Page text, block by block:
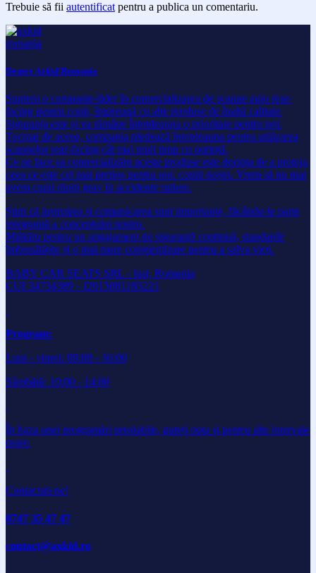
Trebuie să fii autentificat pentru a publica un comentariu.
Despre Axkid Romania
Suntem o companie-lider în comercializarea de scaune auto rear-
facing pentru copii, împreună cu alte produse de înaltă calitate.
Siguranța este și va rămâne întotdeauna o prioritate pentru noi.
Tocmai de aceea, compania pledează întotdeauna pentru utilizarea
scaunelor rear-facing cât mai mult timp cu putință.
Ce ne face sa comercializăm aceste produse este dorința de a proteja
ceea ce este cel mai prețios pentru noi: copiii noștri. Vrem să nu mai
avem copii răniți grav în accidente rutiere.
Știm că instruirea și comunicarea sunt importante, făcându-le parte
integrantă a conceptului nostru.
Milităm pentru un angajament de siguranță continuă, standarde
îmbunătățite și o mai mare conștientizare pentru a salva vieți.
BABY CAR SEATS SRL - Iasi, Romania
CUI 34734389 - J2015001185221
Program:
Luni - vineri: 09:00 - 16:00
Sâmbătă: 10:00 - 14:00
În baza unei programări prealabile, puteți opta și pentru alte intervale
orare.
Contactati-ne!
0747 35 47 47
contact@axkid.ro